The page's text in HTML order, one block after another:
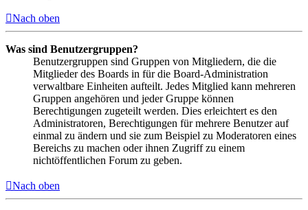
Nach oben
Was sind Benutzergruppen?
Benutzergruppen sind Gruppen von Mitgliedern, die die
Mitglieder des Boards in für die Board-Administration
verwaltbare Einheiten aufteilt. Jedes Mitglied kann mehreren
Gruppen angehören und jeder Gruppe können
Berechtigungen zugeteilt werden. Dies erleichtert es den
Administratoren, Berechtigungen für mehrere Benutzer auf
einmal zu ändern und sie zum Beispiel zu Moderatoren eines
Bereichs zu machen oder ihnen Zugriff zu einem
nichtöffentlichen Forum zu geben.
Nach oben